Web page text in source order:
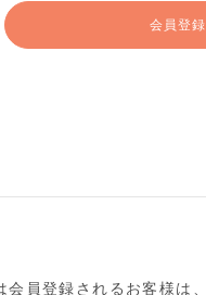
会員登録
員登録されるお客様は、